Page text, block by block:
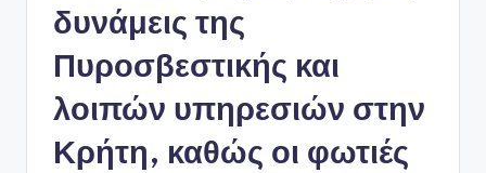
δυνάμεις της
Πυροσβεστικής και
λοιπών υπηρεσιών στην
Κρήτη, καθώς οι φωτιές